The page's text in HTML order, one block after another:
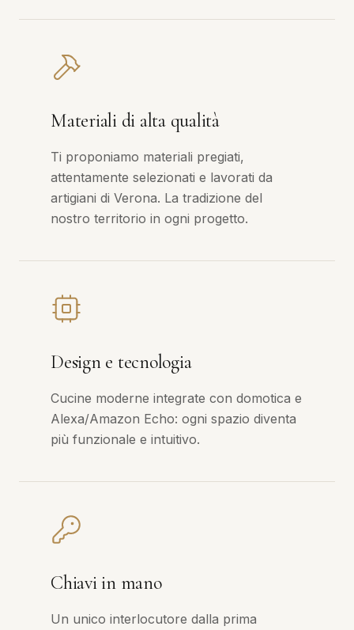
Materiali di alta qualità
Ti proponiamo materiali pregiati,
attentamente selezionati e lavorati da
artigiani di Verona. La tradizione del
nostro territorio in ogni progetto.
Design e tecnologia
Cucine moderne integrate con domotica e
Alexa/Amazon Echo: ogni spazio diventa
più funzionale e intuitivo.
Chiavi in mano
Un unico interlocutore dalla prima